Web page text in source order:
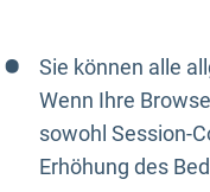
Sie können alle
Wenn Ihre
sowohl Session-
Erhöhung des